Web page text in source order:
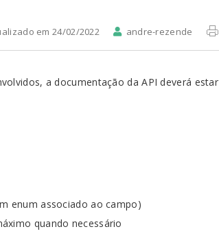
em 24/02/2022 andre-rezende
a documentação da API deverá estar
enum associado ao campo)
quando necessário